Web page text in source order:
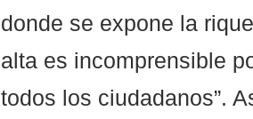
donde se expone la
alta es incomprensible
todos los ciudadanos”.